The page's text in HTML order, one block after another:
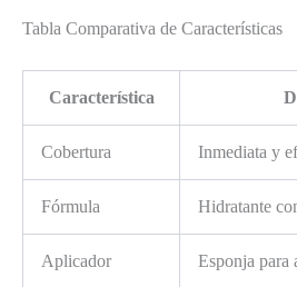
Tabla Comparativa de Características
Característica
Cobertura Inmediata y
Fórmula Hidratante
Aplicador Esponja para